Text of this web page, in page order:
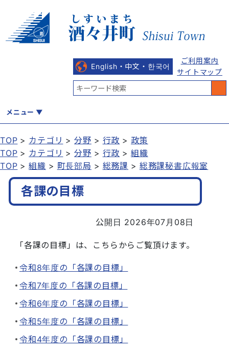
English・中文・한국어
ご利用案内
サイトマップ
メニュー
くらし 健康・福祉 教育・文化 観光・魅力
行政 まちづくり 防災
TOP カテゴリ 分野 行政
政策
TOP
カテゴリ 分野 行政
組織
TOP
組織 町長部局 総務課 総務課秘書広報室
各課の目標
公開日 2026年07月08日
「各課の目標」は、こちらからご覧頂けます。
令和8年度の「各課の目標」
令和7年度の「各課の目標」
令和6年度の「各課の目標」
令和5年度の「各課の目標」
令和4年度の「各課の目標」